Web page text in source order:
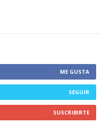
ME GUSTA
SEGUIR
SUSCRIBIRTE